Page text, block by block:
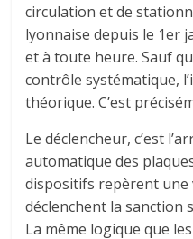
circulation et de
lyonnaise depuis le 1er
et à toute heure. Sauf
contrôle systématique,
théorique. C’est
Le déclencheur, c’est
automatique des
dispositifs repèrent
déclenchent la sanction
La même logique que